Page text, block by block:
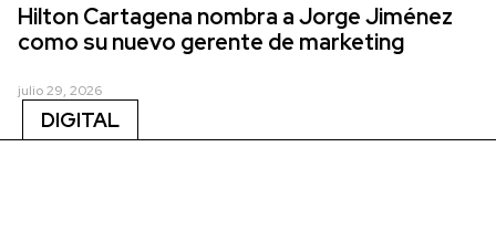
Hilton Cartagena nombra a Jorge Jiménez
como su nuevo gerente de marketing
julio 29, 2026
DIGITAL